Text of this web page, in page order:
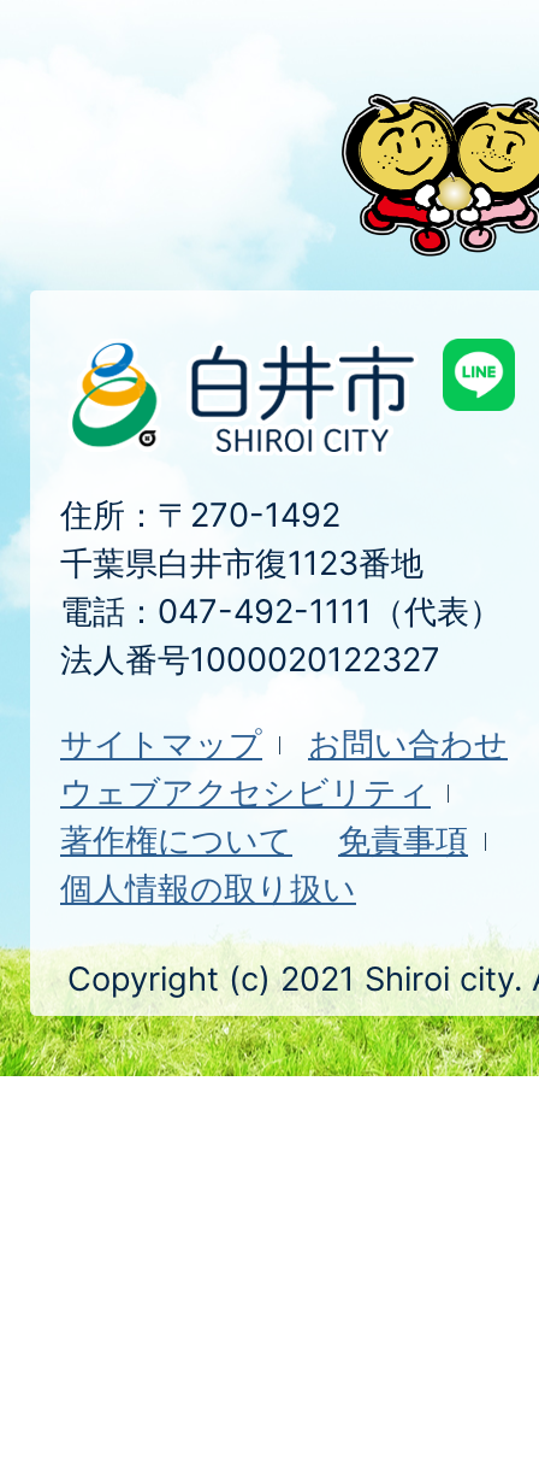
住所：〒270-1492
千葉県白井市復1123番地
電話：047-492-1111（代表）
法人番号1000020122327
サイトマップ
お問い合わせ
ウェブアクセシビリティ
著作権について
免責事項
個人情報の取り扱い
Copyright (c) 2021 Shiroi city.